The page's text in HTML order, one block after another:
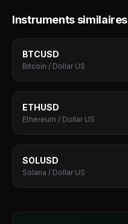
Instruments similaires
BTCUSD
Bitcoin / Dollar US
ETHUSD
Ethereum / Dollar US
SOLUSD
Solana / Dollar US